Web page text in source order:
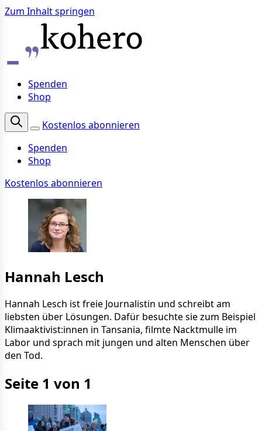
Zum Inhalt springen
Spenden
Shop
Kostenlos abonnieren
Spenden
Shop
Kostenlos abonnieren
Hannah Lesch
Hannah Lesch ist freie Journalistin und schreibt am
liebsten über Lösungen. Dafür besuchte sie zum Beispiel
Klimaaktivist:innen in Tansania, filmte Nacktmulle im
Labor und sprach mit jungen und alten Menschen über
den Tod.
Seite 1 von 1